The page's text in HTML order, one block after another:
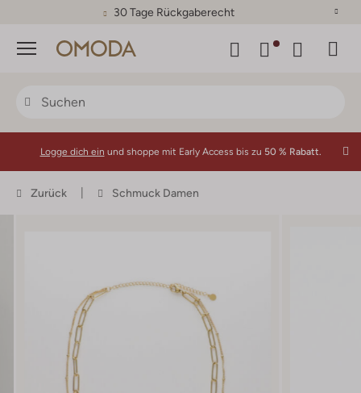
30 Tage Rückgaberecht
Menü
Logge dich ein und shoppe mit Early Access bis zu 50 % Rabatt.
Zurück Schmuck Damen